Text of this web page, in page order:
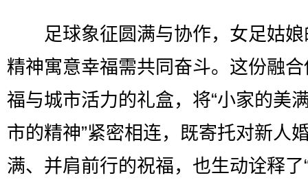
足球象征圆满与协作，女足姑娘
精神寓意幸福需共同奋斗。这份融
福与城市活力的礼盒，将“小家的美
市的精神”紧密相连，既寄托对新人
满、并肩前行的祝福，也生动诠释了